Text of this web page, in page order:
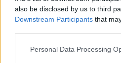
also be disclosed by us to third
Downstream Participants that
Personal Data Processing
inspekci životního prostředí (ČIŽP) z
to napsal nový ředitel inspekce
Podle něj tak končí dva z pěti